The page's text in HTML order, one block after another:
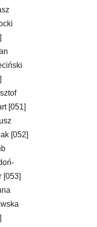
[051]
[052]
[053]